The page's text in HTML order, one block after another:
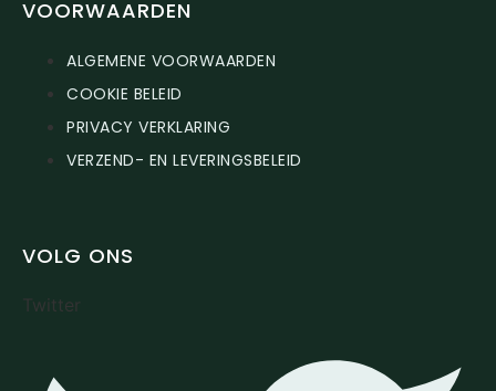
VOORWAARDEN
ALGEMENE VOORWAARDEN
COOKIE BELEID
PRIVACY VERKLARING
VERZEND- EN LEVERINGSBELEID
VOLG ONS
Twitter